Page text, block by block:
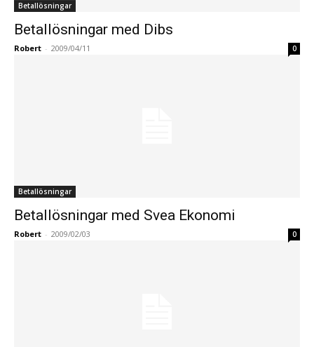
Betallösningar
Betallösningar med Dibs
Robert - 2009/04/11 0
Betallösningar
Betallösningar med Svea Ekonomi
Robert - 2009/02/03 0